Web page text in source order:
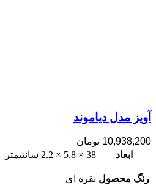
آویز مدل دیاموند
10,938,200 تومان
ابعاد
38 × 5.8 × 2.2 سانتیمتر
رنگ محصول نقره ای